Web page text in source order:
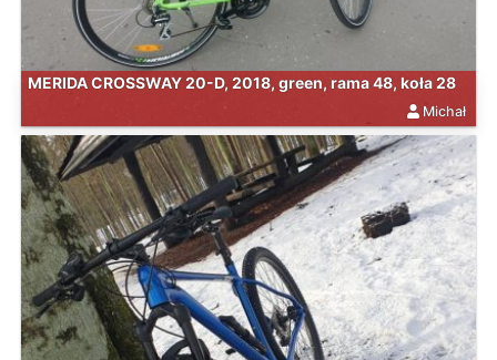
MERIDA CROSSWAY 20-D, 2018, green, rama 48, koła 28
Michał